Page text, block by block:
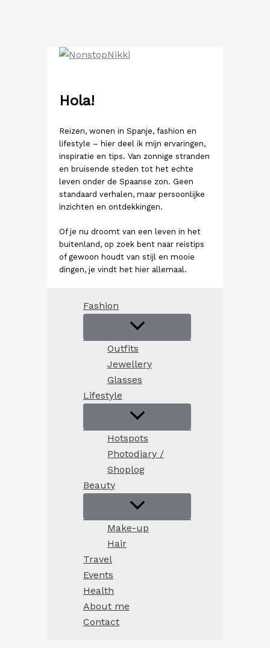
Hola!
Reizen, wonen in Spanje, fashion en
lifestyle – hier deel ik mijn ervaringen,
inspiratie en tips. Van zonnige stranden
en bruisende steden tot het echte
leven onder de Spaanse zon. Geen
standaard verhalen, maar persoonlijke
inzichten en ontdekkingen.
Of je nu droomt van een leven in het
buitenland, op zoek bent naar reistips
of gewoon houdt van stijl en mooie
dingen, je vindt het hier allemaal.
Fashion
Outfits
Jewellery
Glasses
Lifestyle
Hotspots
Photodiary /
Shoplog
Beauty
Make-up
Hair
Travel
Events
Health
About me
Contact